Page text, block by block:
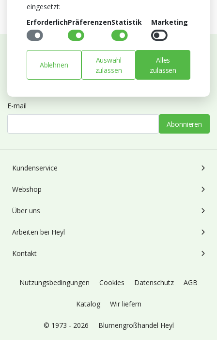
Abonnieren Sie unseren Newsletter
Bleiben Sie auf dem Laufenden mit Neuigkeiten und
E-mail
Abonnieren
Kundenservice
Webshop
Über uns
Arbeiten bei Heyl
Kontakt
Nutzungsbedingungen Cookies Datenschutz AGB
Katalog Wir liefern
© 1973 - 2026 Blumengroßhandel Heyl
eingesetzt:
ErforderlichPräferenzenStatistik Marketing
Ablehnen
Auswahl
zulassen
Alles
zulassen